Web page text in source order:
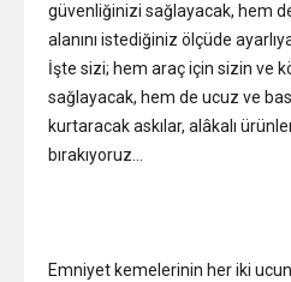
güvenliğinizi sağlayacak, hem
alanını istediğiniz ölçüde
İşte sizi; hem araç için sizin ve
sağlayacak, hem de ucuz ve
kurtaracak askılar, alâkalı
bırakıyoruz…
Emniyet kemelerinin her iki